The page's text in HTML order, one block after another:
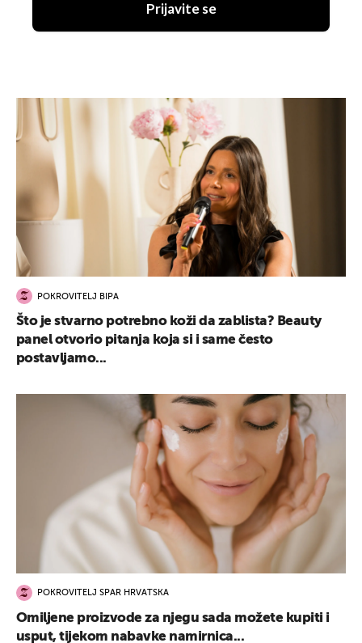
Prijavite se
POKROVITELJ BIPA
Što je stvarno potrebno koži da zablista? Beauty
panel otvorio pitanja koja si i same često
postavljamo...
POKROVITELJ SPAR HRVATSKA
Omiljene proizvode za njegu sada možete kupiti i
usput, tijekom nabavke namirnica...